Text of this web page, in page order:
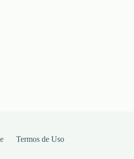
Termos de Uso